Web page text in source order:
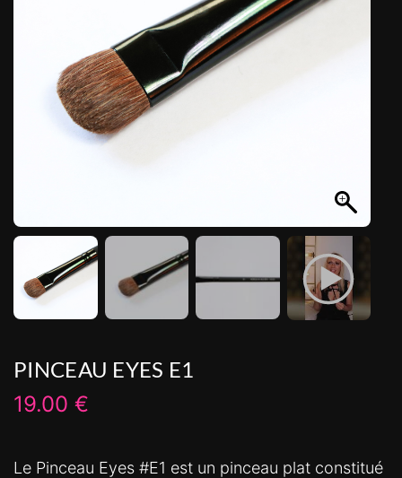
PINCEAU EYES E1
19.00 €
Le Pinceau Eyes #E1 est un pinceau plat constitué